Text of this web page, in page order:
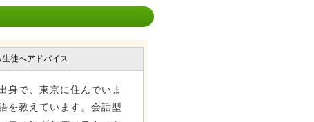
徒へアドバイス
身で、東京に住んでいま
を教えています。会話型